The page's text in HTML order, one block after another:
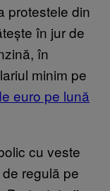
protestele din
în jur de
în
minim pe
euro pe lună
cu veste
regulă pe